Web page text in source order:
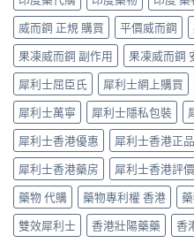
辨
與
購
買
指
南〉
中
POXET-
60
與
原
廠
比
較
及
正
貨
分
辨
指
南〉
中
買
最
抵？
Super
Tadarise
雙
效
片
效
果
與
選
購
指
南〉
中
威而鋼 正規 購買
平價威而鋼
果凍威而鋼 副作用
果凍威而鋼
犀利士屈臣氏
犀利士網上購買
犀利士萬寧
犀利士隱私包裝
犀利士香港優惠
犀利士香港正品
犀利士香港藥房
犀利士香港評價
藥物 代購
藥物專利權 香港
雙效犀利士
香港壯陽藥藥 香